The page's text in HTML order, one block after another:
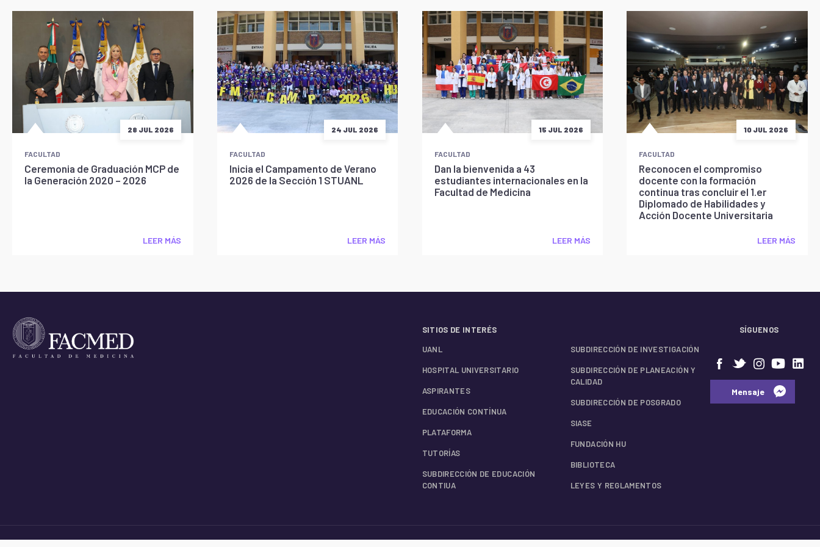
28 JUL 2026
FACULTAD
Ceremonia de Graduación MCP de
la Generación 2020 – 2026
LEER MÁS
24 JUL 2026
FACULTAD
Inicia el Campamento de Verano
2026 de la Sección 1 STUANL
LEER MÁS
15 JUL 2026
FACULTAD
Dan la bienvenida a 43
estudiantes internacionales en la
Facultad de Medicina
LEER MÁS
10 JUL 2026
FACULTAD
Reconocen el compromiso
docente con la formación
continua tras concluir el 1.er
Diplomado de Habilidades y
Acción Docente Universitaria
LEER MÁS
SITIOS DE INTERÉS
UANL
HOSPITAL UNIVERSITARIO
ASPIRANTES
EDUCACIÓN CONTÍNUA
PLATAFORMA
TUTORÍAS
SUBDIRECCIÓN DE EDUCACIÓN
CONTIUA
SUBDIRECCIÓN DE INVESTIGACIÓN
SUBDIRECCIÓN DE PLANEACIÓN Y
CALIDAD
SUBDIRECCIÓN DE POSGRADO
SIASE
FUNDACIÓN HU
BIBLIOTECA
LEYES Y REGLAMENTOS
SÍGUENOS
⠀⠀Mensaje⠀